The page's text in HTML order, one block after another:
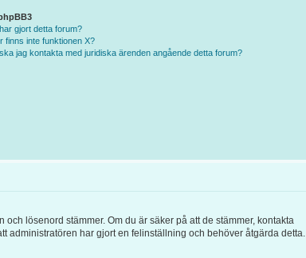
gjort detta forum?
finns inte funktionen X?
jag kontakta med juridiska ärenden angående detta forum?
lösenord stämmer. Om du är säker på att de stämmer, kontakta
administratören har gjort en felinställning och behöver åtgärda detta.